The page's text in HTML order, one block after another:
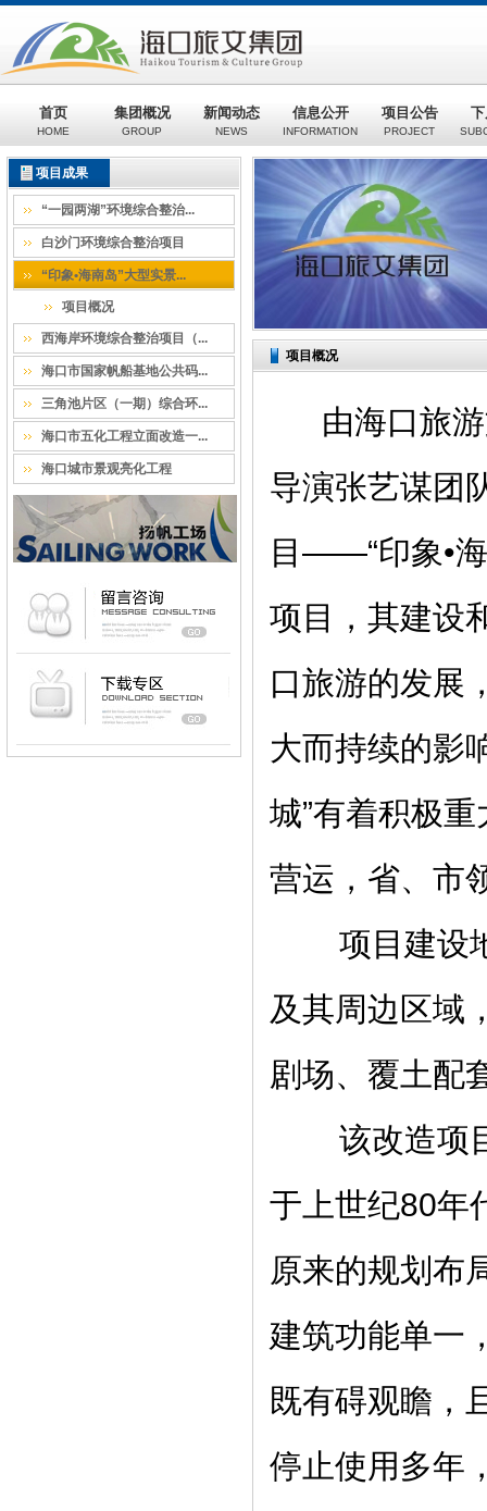
首页
HOME
集团概况
GROUP
新闻动态
NEWS
信息公开
INFORMATION
项目公告
PROJECT
项目成果
“一园两湖”环境综合整治...
白沙门环境综合整治项目
“印象•海南岛”大型实景...
项目概况
西海岸环境综合整治项目（...
海口市国家帆船基地公共码...
三角池片区（一期）综合环...
海口市五化工程立面改造一...
海口城市景观亮化工程
项目概况
由海口旅
导演张艺谋团
目——“印象•
项目，其建设
口旅游的发展
大而持续的影
城”有着积极
营运，省、市
项目建设地
及其周边区域
剧场、覆土配
该改造项目
于上世纪80年
原来的规划布
建筑功能单一
既有碍观瞻，
停止使用多年